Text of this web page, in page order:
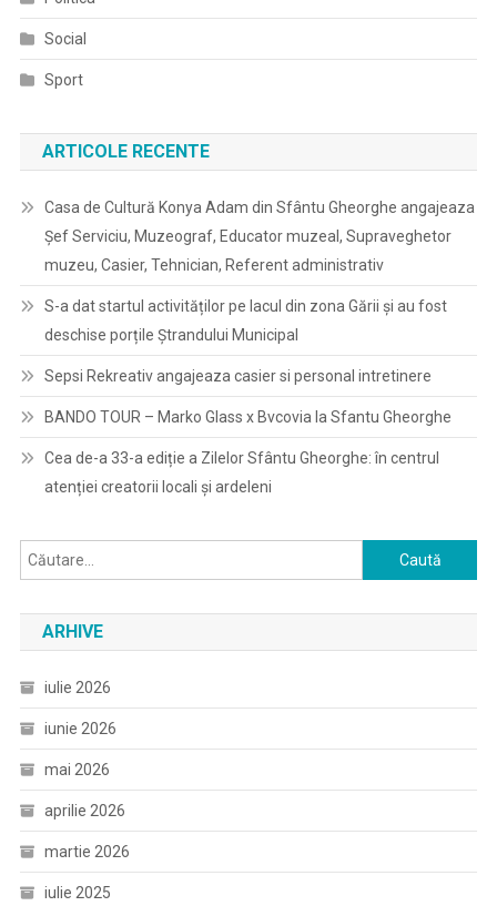
Social
Sport
ARTICOLE RECENTE
Casa de Cultură Konya Adam din Sfântu Gheorghe angajeaza
Șef Serviciu, Muzeograf, Educator muzeal, Supraveghetor
muzeu, Casier, Tehnician, Referent administrativ
S-a dat startul activităților pe lacul din zona Gării și au fost
deschise porțile Ștrandului Municipal
Sepsi Rekreativ angajeaza casier si personal intretinere
BANDO TOUR – Marko Glass x Bvcovia la Sfantu Gheorghe
Cea de-a 33-a ediție a Zilelor Sfântu Gheorghe: în centrul
atenției creatorii locali și ardeleni
Caută
după:
ARHIVE
iulie 2026
iunie 2026
mai 2026
aprilie 2026
martie 2026
iulie 2025